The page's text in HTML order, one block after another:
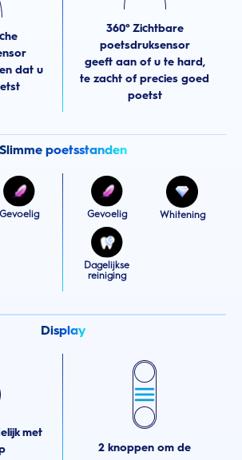
dat u
360° Zichtbare
poetsdruksensor
geeft aan of u te hard,
te zacht of precies goed
poetst
Slimme poetsstanden
Gevoelig Gevoelig Whitening
Dagelijkse
reiniging
Display
met
2 knoppen om de